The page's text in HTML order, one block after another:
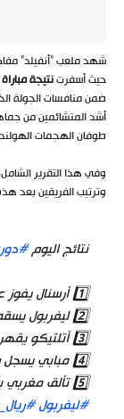
شهد ملعب “أنفيلد”
حيث أسفرتنتيجة
ضمن منافسات الجولة
أشد المتشائمين من
طوفان الهجمات
وفي هذا التقرير
وترتيب الفريقين بعد
نتائج اليوم
1️⃣ أرسنال يفوز على البايرن (3-1) ويخطف الصدارة.
2️⃣ ليفربول يسقط برباعية مذلة (1-4).
3️⃣ أتلتيكو يقهر الإنتر في الوقت القاتل (2-1).
4️⃣ مبابي يسجل سوبر هاتريك وفيتينيا هاتريك!
5️⃣ تألق مغربي بأقدام الكعبي والدريوش
#ليفربول